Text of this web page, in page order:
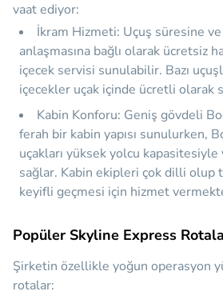
vaat ediyor:
İkram Hizmeti: Uçuş süresine
anlaşmasına bağlı olarak ücretsiz
içecek servisi sunulabilir. Bazı
içecekler uçak içinde ücretli olarak
Kabin Konforu: Geniş gövdeli
ferah bir kabin yapısı sunulurken,
uçakları yüksek yolcu
sağlar. Kabin ekipleri çok dilli olup
keyifli geçmesi için hizmet
Popüler Skyline Express
Şirketin özellikle yoğun operasyon
rotalar: